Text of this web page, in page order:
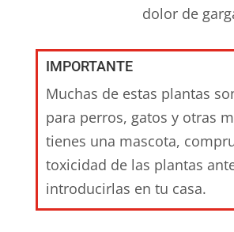
dolor de
IMPORTANTE
Muchas de estas plantas
para perros, gatos y otras
tienes una mascota,
toxicidad de las plantas
introducirlas en tu casa.